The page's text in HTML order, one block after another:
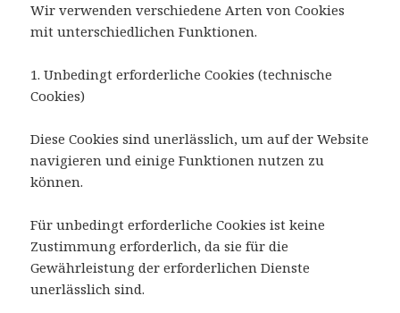
Wir verwenden verschiedene Arten von Cookies
mit unterschiedlichen Funktionen.
1. Unbedingt erforderliche Cookies (technische
Cookies)
Diese Cookies sind unerlässlich, um auf der Website
navigieren und einige Funktionen nutzen zu
können.
Für unbedingt erforderliche Cookies ist keine
Zustimmung erforderlich, da sie für die
Gewährleistung der erforderlichen Dienste
unerlässlich sind.